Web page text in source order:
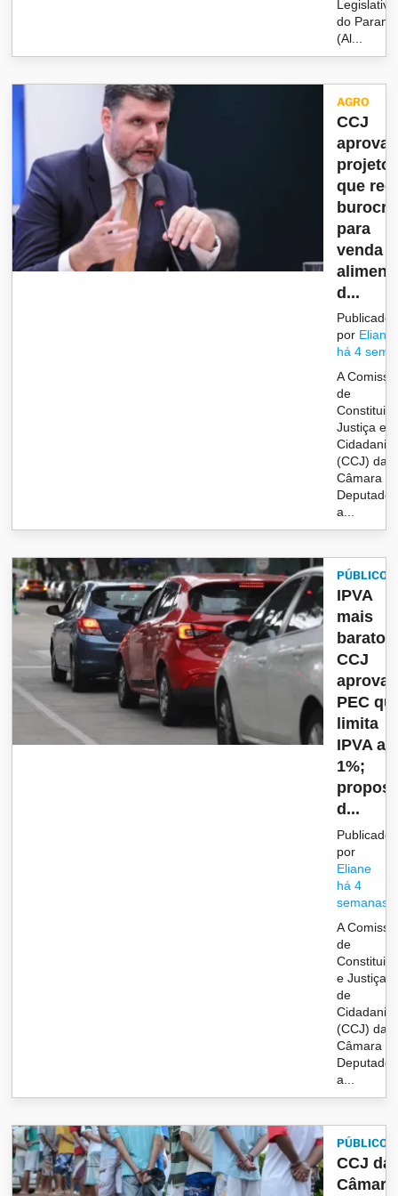
Legislativa
do Paraná
(Al...
AGRO
CCJ
aprova
projeto
que
para
venda
d...
Publicado
por Eliane
há 4
A
de
Justiça e
Cidadania
(CCJ) da
Câmara
Deputados
a...
PÚBLICO
IPVA
mais
barato?
CCJ
aprova
PEC
limita
IPVA a
1%;
d...
Publicado
por
Eliane
há 4
semanas
A
de
e Justiça e
de
Cidadania
(CCJ) da
Câmara
Deputados
a...
PÚBLICO
CCJ da
Câmara